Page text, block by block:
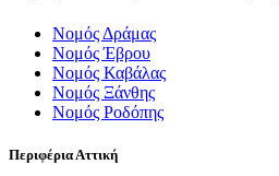
Νομός Δράμας
Νομός Έβρου
Νομός Καβάλας
Νομός Ξάνθης
Νομός Ροδόπης
Περιφέρια Αττική